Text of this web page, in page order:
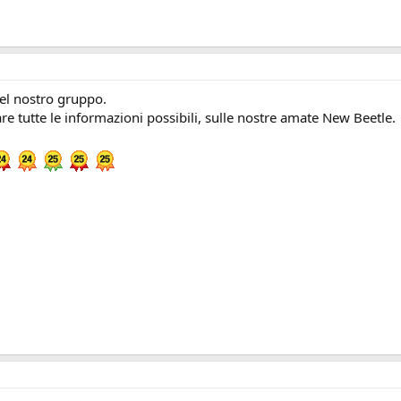
nostro gruppo.
tutte le informazioni possibili, sulle nostre amate New Beetle.